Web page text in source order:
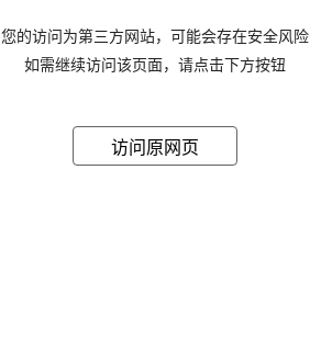
您的访问为第三方网站，可能会存在安全风险
如需继续访问该页面，请点击下方按钮
访问原网页